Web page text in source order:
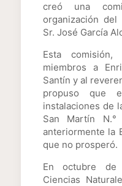
creó una
organización
Sr. José García
Esta
miembros a
Santín y al
propuso que
instalaciones de
San Martín N.°
anteriormente la
que no prosperó.
En octubre
Ciencias